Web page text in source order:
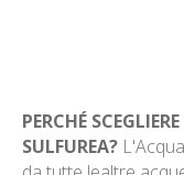
PERCHÉ
SULFUREA?